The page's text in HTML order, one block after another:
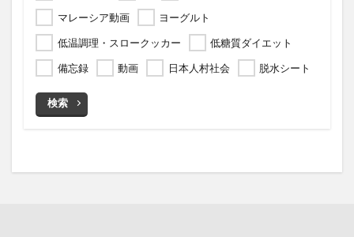
マレーシア動画
ヨーグルト
低温調理・スロークッカー
低糖質ダイエット
備忘録
動画 日本人村社会 脱水シート
検索